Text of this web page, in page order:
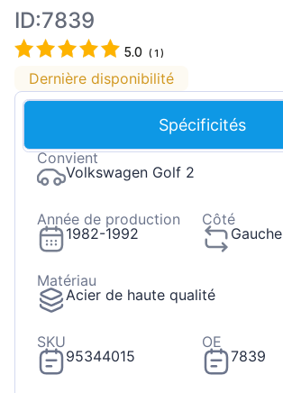
ID:7839
5.0 (1 )
Dernière disponibilité
Spécificités
Convient
Volkswagen Golf 2
Année de production
1982-1992
Côté
Gauche
Matériau
Acier de haute qualité
SKU
95344015
OE
7839